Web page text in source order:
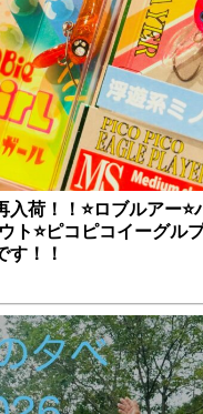
入荷！！⭐️ロブルアー
ト⭐️ピコピコイーグル
す！！